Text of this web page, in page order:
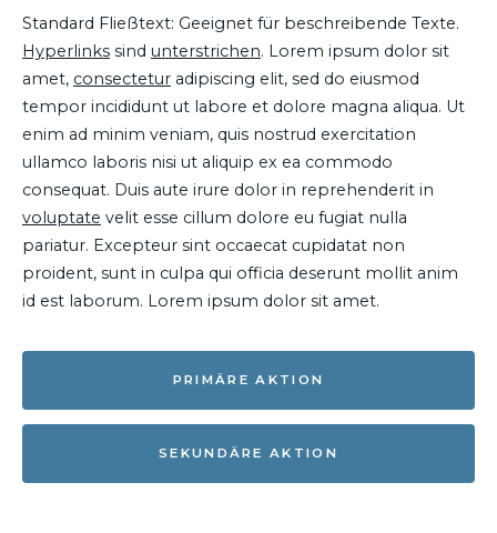
Standard Fließtext: Geeignet für beschreibende Texte.
Hyperlinks sind unterstrichen. Lorem ipsum dolor sit
amet, consectetur adipiscing elit, sed do eiusmod
tempor incididunt ut labore et dolore magna aliqua. Ut
enim ad minim veniam, quis nostrud exercitation
ullamco laboris nisi ut aliquip ex ea commodo
consequat. Duis aute irure dolor in reprehenderit in
voluptate velit esse cillum dolore eu fugiat nulla
pariatur. Excepteur sint occaecat cupidatat non
proident, sunt in culpa qui officia deserunt mollit anim
id est laborum. Lorem ipsum dolor sit amet.
PRIMÄRE AKTION
SEKUNDÄRE AKTION